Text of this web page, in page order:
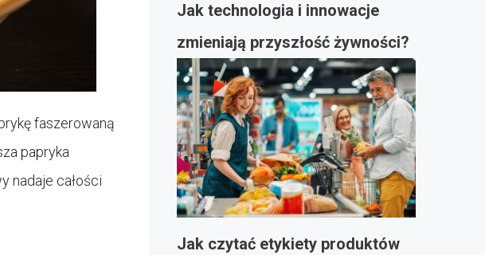
faszerowaną
papryka
nadaje całości
Jak technologia i innowacje
zmieniają przyszłość żywności?
Jak czytać etykiety produktów